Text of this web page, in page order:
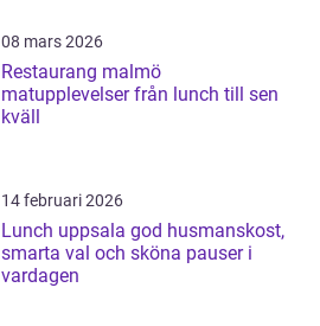
08 mars 2026
Restaurang malmö
matupplevelser från lunch till sen
kväll
14 februari 2026
Lunch uppsala god husmanskost,
smarta val och sköna pauser i
vardagen